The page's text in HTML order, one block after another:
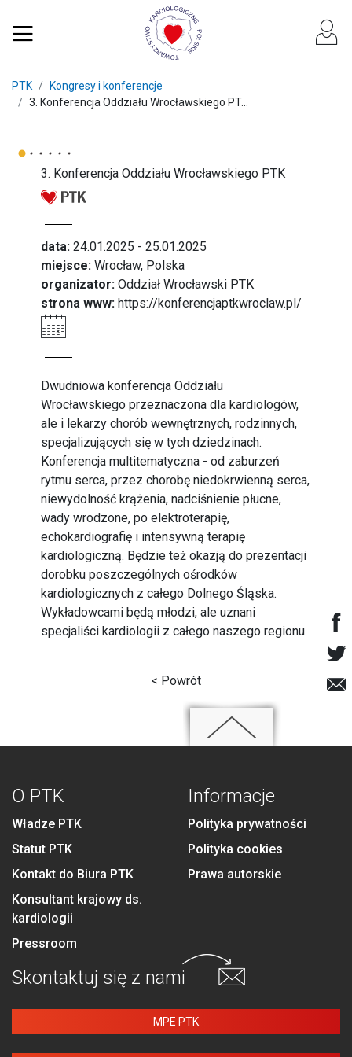
PTK
Kongresy i konferencje
3. Konferencja Oddziału Wrocławskiego PT...
3. Konferencja Oddziału Wrocławskiego PTK
data: 24.01.2025 - 25.01.2025
miejsce: Wrocław, Polska
organizator: Oddział Wrocławski PTK
strona www: https://konferencjaptkwroclaw.pl/
Dwudniowa konferencja Oddziału
Wrocławskiego przeznaczona dla kardiologów,
ale i lekarzy chorób wewnętrznych, rodzinnych,
specjalizujących się w tych dziedzinach.
Konferencja multitematyczna - od zaburzeń
rytmu serca, przez chorobę niedokrwienną serca,
niewydolność krążenia, nadciśnienie płucne,
wady wrodzone, po elektroterapię,
echokardiografię i intensywną terapię
kardiologiczną. Będzie też okazją do prezentacji
dorobku poszczególnych ośrodków
kardiologicznych z całego Dolnego Śląska.
Wykładowcami będą młodzi, ale uznani
specjaliści kardiologii z całego naszego regionu.
< Powrót
O PTK
Władze PTK
Statut PTK
Kontakt do Biura PTK
Konsultant krajowy ds.
kardiologii
Pressroom
Informacje
Polityka prywatności
Polityka cookies
Prawa autorskie
Skontaktuj się z nami
MPE PTK